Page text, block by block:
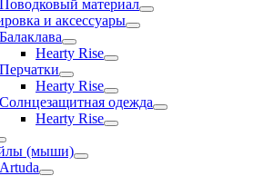
Поводковый материал
и аксессуары
Балаклава
Hearty Rise
Перчатки
Hearty Rise
Солнцезащитная одежда
Hearty Rise
(мыши)
Artuda